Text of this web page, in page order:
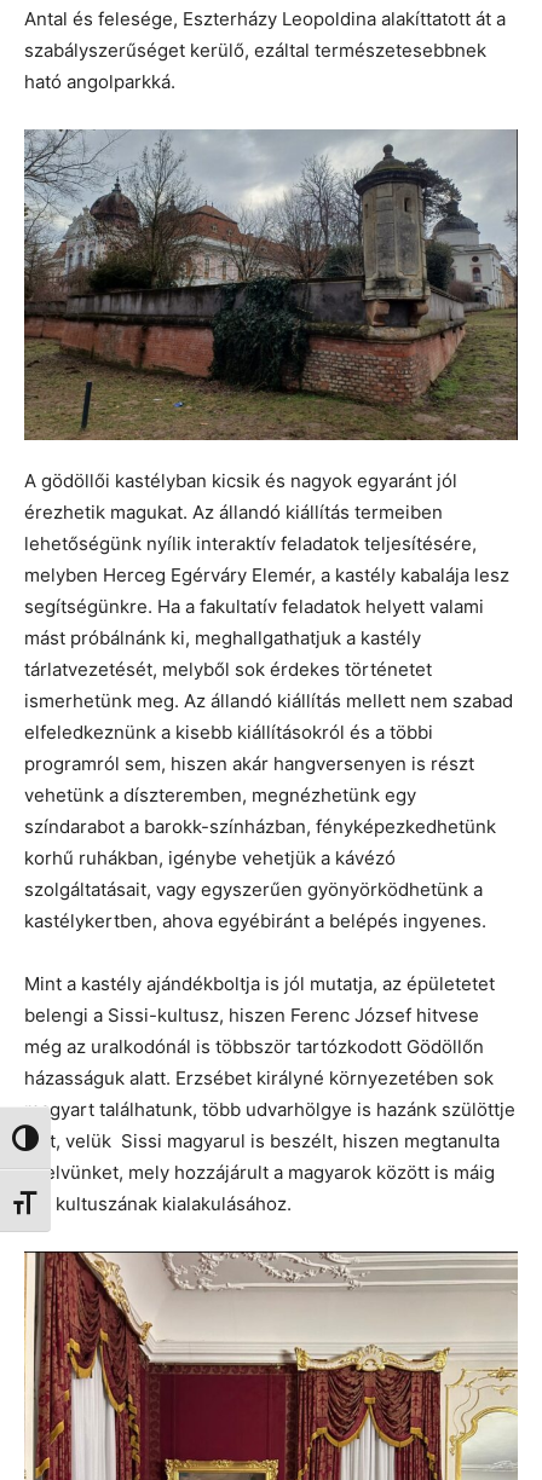
Nagy kontraszt váltása
Betűméret váltása
Antal és felesége, Eszterházy Leopoldina alakíttatott át a
szabályszerűséget kerülő, ezáltal természetesebbnek
ható angolparkká.
A gödöllői kastélyban kicsik és nagyok egyaránt jól
érezhetik magukat. Az állandó kiállítás termeiben
lehetőségünk nyílik interaktív feladatok teljesítésére,
melyben Herceg Egérváry Elemér, a kastély kabalája lesz
segítségünkre. Ha a fakultatív feladatok helyett valami
mást próbálnánk ki, meghallgathatjuk a kastély
tárlatvezetését, melyből sok érdekes történetet
ismerhetünk meg. Az állandó kiállítás mellett nem szabad
elfeledkeznünk a kisebb kiállításokról és a többi
programról sem, hiszen akár hangversenyen is részt
vehetünk a díszteremben, megnézhetünk egy
színdarabot a barokk-színházban, fényképezkedhetünk
korhű ruhákban, igénybe vehetjük a kávézó
szolgáltatásait, vagy egyszerűen gyönyörködhetünk a
kastélykertben, ahova egyébiránt a belépés ingyenes.
Mint a kastély ajándékboltja is jól mutatja, az épületetet
belengi a Sissi-kultusz, hiszen Ferenc József hitvese
még az uralkodónál is többször tartózkodott Gödöllőn
házasságuk alatt. Erzsébet királyné környezetében sok
magyart találhatunk, több udvarhölgye is hazánk szülöttje
volt, velük Sissi magyarul is beszélt, hiszen megtanulta
nyelvünket, mely hozzájárult a magyarok között is máig
élő kultuszának kialakulásához.